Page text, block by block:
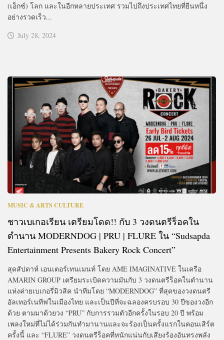
(เอ็กซ์) โลก และในอีกหลายประเทศ รวมไปถึงประเทศไทยที่ยืนหนึ่ง
อย่างรวดเร็ว...
July 28, 2024
MUSIC & ARTS CULTURE
ชาวเบเกอเรียน เตรียมโดด!! กับ 3 วงดนตรีร็อคใน
ตำนาน MODERNDOG | PRU | FLURE ใน “Sudsapda
Entertainment Presents Bakery Rock Concert”
สุดสัปดาห์ เอนเตอร์เทนเมนท์ โดย AME IMAGINATIVE ในเครือ
AMARIN GROUP เตรียมระเบิดความมันกับ 3 วงดนตรีร็อคในตำนาน
แห่งค่ายเบเกอรี่มิวสิค นำทีมโดย “MODERNDOG” ที่สุดของวงดนตรี
อัลเทอร์เนทีฟในเมืองไทย และเป็นปีที่จะฉลองครบรอบ 30 ปีของวงอีก
ด้วย ตามมาด้วยวง “PRU” กับการรวมตัวอีกครั้งในรอบ 20 ปี พร้อม
เพลงใหม่ที่ไม่ได้ร่วมกันทำมานานและจะร้องเป็นครั้งแรกในคอนเสิร์ต
ครั้งนี้ และ “FLURE” วงดนตรีร็อคที่หนักแน่นกับเสียงร้องอันทรงพลัง